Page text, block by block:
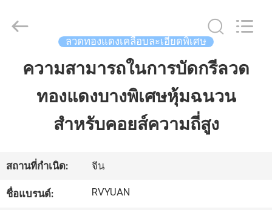
บ้าน
ผลิตภัณฑ์
วิดีโอ
Electric
Material
Reserved.
ลวดทองแดงเคลือบละเอียดพิเศษ
ความสามารถในการบัดกรีลวด
ทองแดงบางพิเศษหุ้มฉนวน
สำหรับคอยส์ความถี่สูง
สถานที่กำเนิด: จีน
ชื่อแบรนด์: RVYUAN